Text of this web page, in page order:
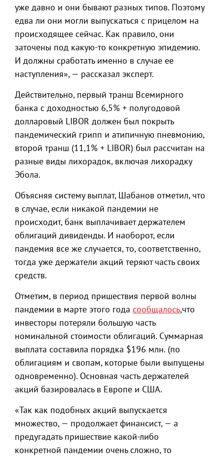
уже давно и они бывают разных типов. Поэтому
едва ли они могли выпускаться с прицелом на
происходящее сейчас. Как правило, они
заточены под какую-то конкретную эпидемию.
И должны сработать именно в случае ее
наступления», — рассказал эксперт.
Действительно, первый транш Всемирного
банка с доходностью 6,5% + полугодовой
долларовый LIBOR должен был покрыть
пандемический грипп и атипичную пневмонию,
второй транш (11,1% + LIBOR) был рассчитан на
разные виды лихорадок, включая лихорадку
Эбола.
Объясняя систему выплат, Шабанов отметил, что
в случае, если никакой пандемии не
происходит, банк выплачивает держателем
облигаций дивиденды. И наоборот, если
пандемия все же случается, то, соответственно,
тогда уже держатели акций теряют часть своих
средств.
Отметим, в период пришествия первой волны
пандемии в марте этого года сообщалось,что
инвесторы потеряли большую часть
номинальной стоимости облигаций. Суммарная
выплата составила порядка $196 млн. (по
облигациям и свопам, которые были выпущены
одновременно). Основная часть держателей
акций базировалась в Европе и США.
«Так как подобных акций выпускается
множество, — продолжает финансист, — а
предугадать пришествие какой-либо
конкретной пандемии очень сложно, то